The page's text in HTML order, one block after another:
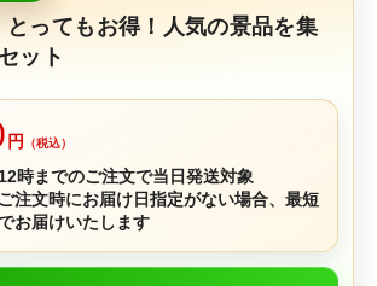
とってもお得！人気の景品を集
ット
円 （税込）
12時までのご注文で当日発送対象
ご注文時にお届け日指定がない場合、最短
お届けいたします